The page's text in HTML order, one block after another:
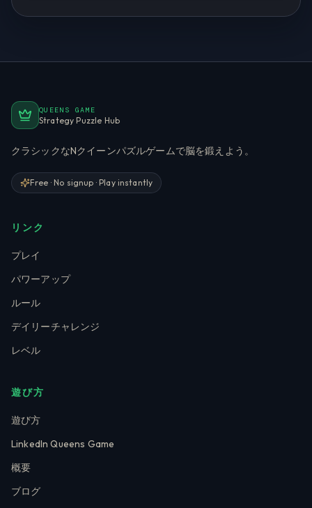
QUEENS GAME
Strategy Puzzle Hub
クラシックなNクイーンパズルゲームで脳を鍛えよう。
Free · No signup · Play instantly
リンク
プレイ
パワーアップ
ルール
デイリーチャレンジ
レベル
遊び方
遊び方
LinkedIn Queens Game
概要
ブログ